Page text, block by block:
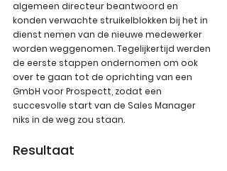
algemeen directeur beantwoord en
konden verwachte struikelblokken bij het in
dienst nemen van de nieuwe medewerker
worden weggenomen. Tegelijkertijd werden
de eerste stappen ondernomen om ook
over te gaan tot de oprichting van een
GmbH voor Prospectt, zodat een
succesvolle start van de Sales Manager
niks in de weg zou staan.
Resultaat